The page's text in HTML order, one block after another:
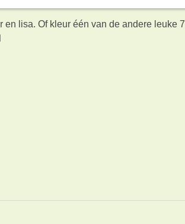
lisa. Of kleur één van de andere leuke 7